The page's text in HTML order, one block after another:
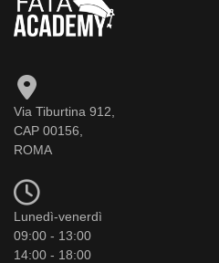
Via Tiburtina 912,
CAP 00156,
ROMA
Lunedì-venerdì
09:00 - 13:00
14:00 - 18:00